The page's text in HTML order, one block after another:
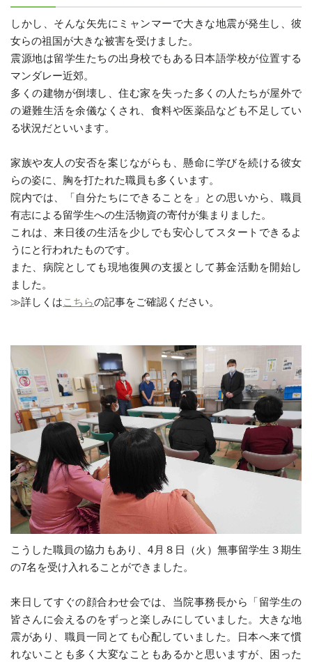
しかし、そんな矢先にミャンマーで大きな地震が発生し、彼
女らの祖国が大きな被害を受けました。
震源地は留学生たちの出身校でもある日本語学校が位置する
マンダレー近郊。
多くの建物が倒壊し、住む家を失った多くの人たちが屋外で
の避難生活を余儀なくされ、食料や医薬品なども不足してい
る状況だといいます。
家族や友人の安否を案じながらも、懸命に学びを続ける彼女
らの姿に、胸を打たれた職員も多くいます。
院内では、「自分たちにできることを」との思いから、職員
有志による留学生への生活物資の寄付が集まりました。
これは、来日後の生活を少しでも安心してスタートできるよ
うにと行われたものです。
また、病院としても現地復興の支援として募金活動を開始し
ました。
≫詳しくはこちらの記事をご確認ください。
こうした職員の協力もあり、4月８日（火）無事留学生３期生
の7名を受け入れることができました。
来日してすぐの顔合わせ会では、当院事務長から「留学生の
皆さんに会えるのをずっと楽しみにしていました。大きな地
震があり、職員一同とても心配していました。日本へ来て慣
れないことも多く大変なこともあるかと思いますが、困った